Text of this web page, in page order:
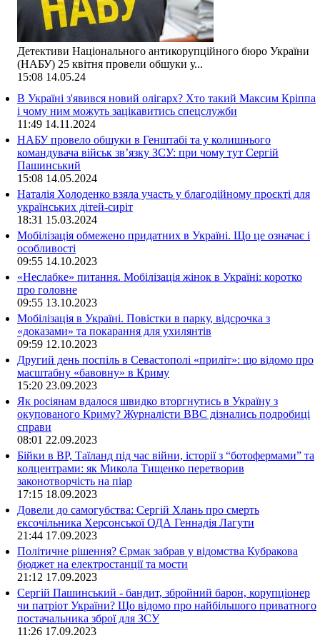
Детективи Національного антикорупційного бюро України
(НАБУ) 25 квітня провели обшуки у...
15:08 14.05.24
В Україні з'явився новий олігарх? Хто такий Максим Кріппа
і чому ним можуть зацікавитись спецслужби
11:49 14.11.2024
НАБУ провело обшуки в Генштабі та у колишнього
командувача військ зв’язку ЗСУ: при чому тут Сергій
Пашинський
15:08 14.05.2024
Наталія Холоденко взяла участь у благодійному проєкті для
українських дітей-сиріт
18:31 15.03.2024
Мобілізація обмежено придатних в Україні. Що це означає і
особливості
09:55 14.10.2023
«Неслабке» питання. Мобілізація жінок в Україні: коротко
про головне
09:55 13.10.2023
Мобілізація в Україні. Повістки в парку, відсрочка з
«доказами» та покарання для ухилянтів
09:59 12.10.2023
Другий день поспіль в Севастополі «приліт»: що відомо про
масштабну «бавовну» в Криму
15:20 23.09.2023
Як росіянам вдалося швидко вторгнутись в Україну з
окупованого Криму? Журналісти ВВС дізнались подробиці
справи
08:01 22.09.2023
Бійки в ВР, Таїланд під час війни, історії з “ботофермами” та
колцентрами: як Микола Тищенко перетворив
законотворчість на піар
17:15 18.09.2023
Довели до самогубства: Сергій Хлань про смерть
ексочільника Херсонської ОДА Геннадія Лагути
21:44 17.09.2023
Політичне рішення? Єрмак забрав у відомства Кубракова
бюджет на електростанції та мости
21:12 17.09.2023
Сергій Пашинський - бандит, збройний барон, корупціонер
чи патріот України? Що відомо про найбільшого приватного
постачальника зброї для ЗСУ
11:26 17.09.2023